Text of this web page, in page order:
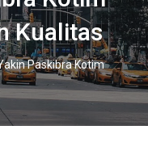
Kualitas
Paskibra Kotim